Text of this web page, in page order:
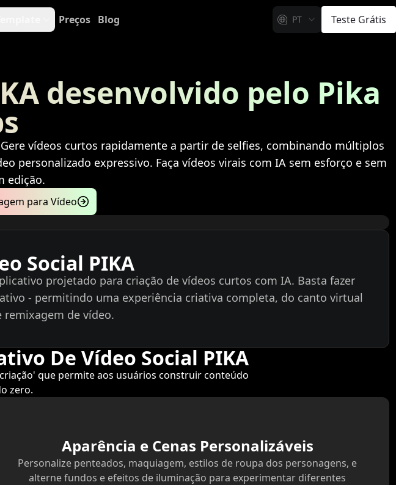
Preços Blog PT Teste Grátis
desenvolvido pelo Pika
vídeos curtos rapidamente a partir de selfies, combinando múltiplos
personalizado expressivo. Faça vídeos virais com IA sem esforço e sem
edição.
para Vídeo
Social PIKA
projetado para criação de vídeos curtos com IA. Basta fazer
- permitindo uma experiência criativa completa, do canto virtual
remixagem de vídeo.
De Vídeo Social PIKA
que permite aos usuários construir conteúdo
zero.
Aparência e Cenas Personalizáveis
Personalize penteados, maquiagem, estilos de roupa dos personagens, e
alterne fundos e efeitos de iluminação para experimentar diferentes